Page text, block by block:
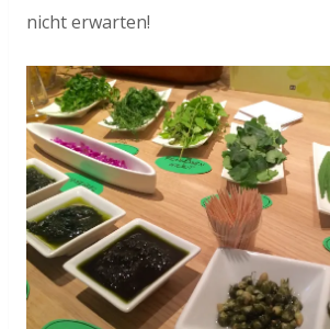
nicht erwarten!